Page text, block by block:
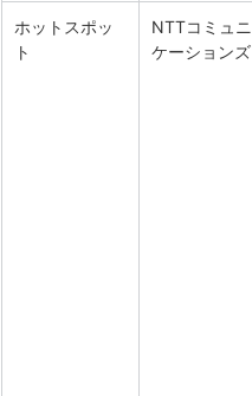
ホットスポッ
ト
NTTコミュニ
ケーションズ